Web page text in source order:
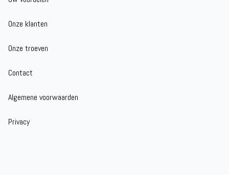
Onze klanten
Onze troeven
Contact
Algemene voorwaarden
Privacy